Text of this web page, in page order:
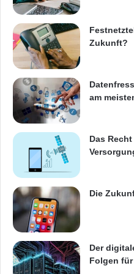
mehr als 380
Goodman der größte
Industrieobjekte an
und einer der größten
Industrieimmobilien
beschäftigt weltweit
über 34 Standorten in
integrierte
manage“ hat
Verständnis für die
Anforderungen seiner
stetig verändernden
Europa verfügt
Zukunft?
am
Das
Die
Der
Folgen